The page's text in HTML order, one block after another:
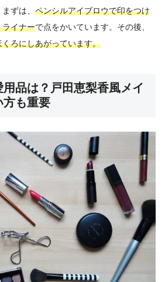
ずは、 ペンシルアイブロウで印をつけ
ライナーで点をかいています。その後、
ろにしあがっています。
用品は？戸田恵梨香風メイ
方も重要